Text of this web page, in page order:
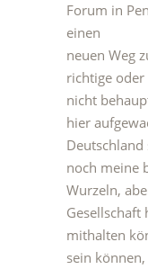
Forum in
einen
neuen Weg
richtige
nicht
hier
noch meine
Wurzeln,
Gesellschaft
mithalten
sein